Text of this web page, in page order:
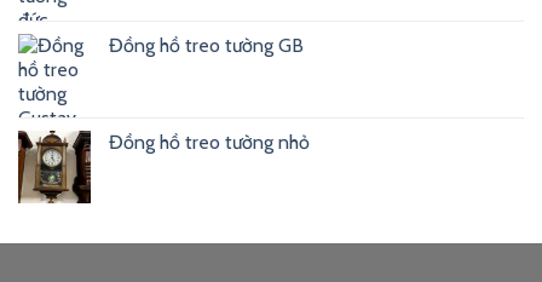
Đồng hồ treo tường GB
Đồng hồ treo tường nhỏ